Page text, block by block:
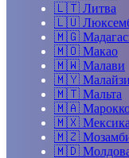
🇱🇹 Литва
🇱🇺
🇲🇬
🇲🇴 Макао
🇲🇼 Малави
🇲🇾
🇲🇹 Мальта
🇲🇦
🇲🇽 Мексика
🇲🇿
🇲🇩